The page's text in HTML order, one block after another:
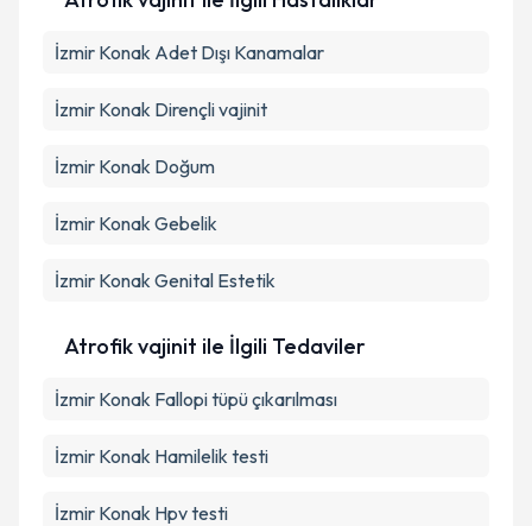
İzmir Konak Adet Dışı Kanamalar
İzmir Konak Dirençli vajinit
İzmir Konak Doğum
İzmir Konak Gebelik
İzmir Konak Genital Estetik
Atrofik vajinit ile İlgili Tedaviler
İzmir Konak Fallopi tüpü çıkarılması
İzmir Konak Hamilelik testi
İzmir Konak Hpv testi